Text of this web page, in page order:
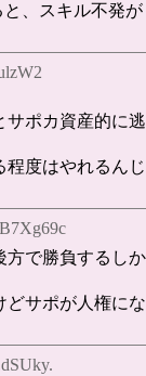
、スキル不発が
サポカ資産的に逃
度はやれるんじ
方で勝負するしか
どサポが人権にな